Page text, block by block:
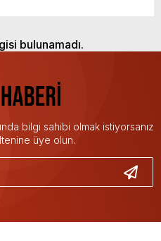
bulunamadı.
bilgi sahibi olmak istiyorsanız
üye olun.